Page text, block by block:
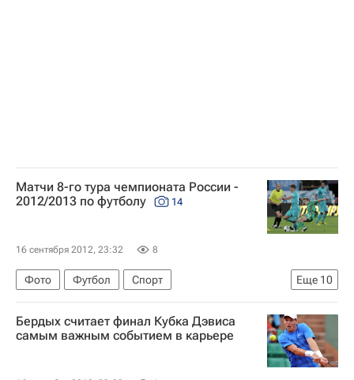
Матчи 8-го тура чемпионата России -
2012/2013 по футболу
14
16 сентября 2012, 23:32 8
Еще 10
Фото Футбол
Спорт
РПЛ 2026-2027 (Чемпионат России по футболу)
Спартак Москва
Кубань
Динамо Москва
Бердых считает финал Кубка Дэвиса
самым важным событием в карьере